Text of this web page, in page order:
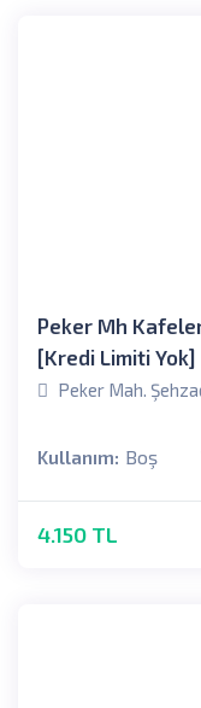
Peker Mh
[Kredi Limiti Yok]
Peker Mah.
Kullanım: Boş
4.150 TL